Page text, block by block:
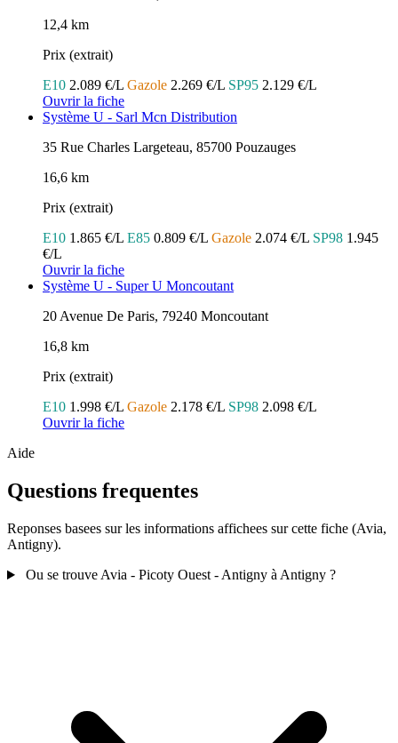
12,4 km
Prix (extrait)
E10 2.089 €/L Gazole 2.269 €/L SP95 2.129 €/L
Ouvrir la fiche
Système U - Sarl Mcn Distribution
35 Rue Charles Largeteau, 85700 Pouzauges
16,6 km
Prix (extrait)
E10 1.865 €/L E85 0.809 €/L Gazole 2.074 €/L SP98 1.945
€/L
Ouvrir la fiche
Système U - Super U Moncoutant
20 Avenue De Paris, 79240 Moncoutant
16,8 km
Prix (extrait)
E10 1.998 €/L Gazole 2.178 €/L SP98 2.098 €/L
Ouvrir la fiche
Aide
Questions frequentes
Reponses basees sur les informations affichees sur cette fiche (Avia,
Antigny).
Ou se trouve Avia - Picoty Ouest - Antigny à Antigny ?